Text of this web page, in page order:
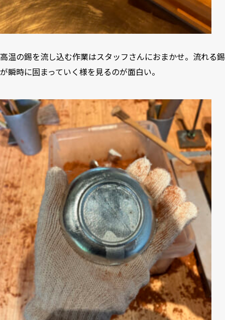
高温の錫を流し込む作業はスタッフさんにおまかせ。流れる錫
が瞬時に固まっていく様を見るのが面白い。